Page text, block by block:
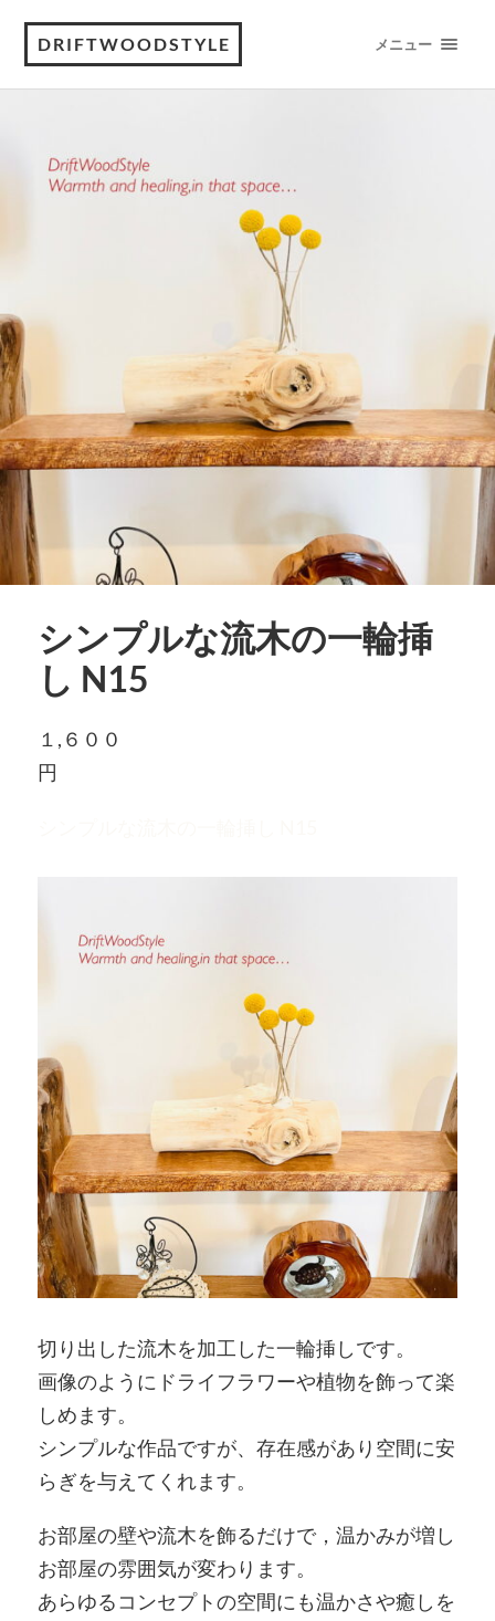
DRIFTWOODSTYLE メニュー
シンプルな流木の一輪挿
し N15
１,６００
円
切り出した流木を加工した一輪挿しです。
画像のようにドライフラワーや植物を飾って楽
しめます。
シンプルな作品ですが、存在感があり空間に安
らぎを与えてくれます。
お部屋の壁や流木を飾るだけで，温かみが増し
お部屋の雰囲気が変わります。
あらゆるコンセプトの空間にも温かさや癒しを